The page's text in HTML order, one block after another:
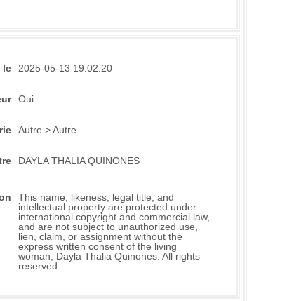
le 2025-05-13 19:02:20
Oui
Autre > Autre
DAYLA THALIA QUINONES
This name, likeness, legal title, and
intellectual property are protected under
international copyright and commercial law,
and are not subject to unauthorized use,
lien, claim, or assignment without the
express written consent of the living
woman, Dayla Thalia Quinones. All rights
reserved.